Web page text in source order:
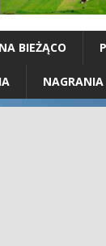
NA BIEŻĄCO
NAGRANIA